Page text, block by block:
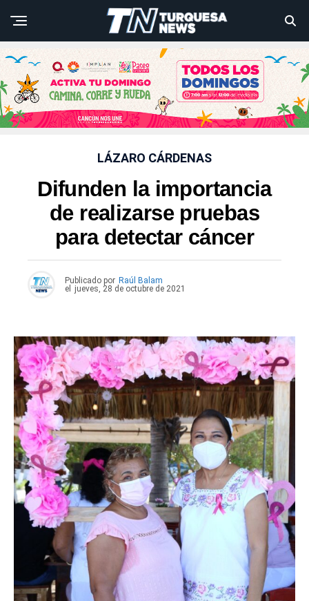
LÁZARO CÁRDENAS
Difunden la importancia
de realizarse pruebas
para detectar cáncer
Publicado por Raúl Balam
el
jueves, 28 de octubre de 2021